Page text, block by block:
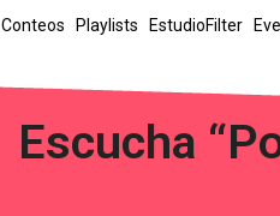
Conteos Playlists EstudioFilter
Escucha